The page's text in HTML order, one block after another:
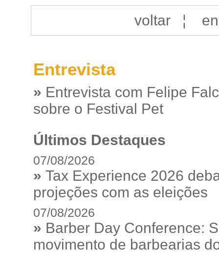
voltar¦
Entrevista
» Entrevista com Felipe
sobre o Festival Pet
Últimos Destaques
07/08/2026
» Tax Experience 2026
projeções com as eleições
07/08/2026
» Barber Day Conference:
movimento de barbearias